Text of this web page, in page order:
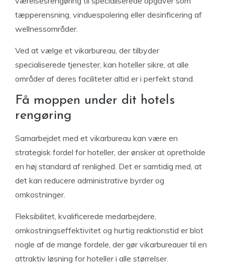
tæpperensning, vinduespolering eller desinficering af
wellnessområder.
Ved at vælge et vikarbureau, der tilbyder
specialiserede tjenester, kan hoteller sikre, at alle
områder af deres faciliteter altid er i perfekt stand.
Få moppen under dit hotels
rengøring
Samarbejdet med et vikarbureau kan være en
strategisk fordel for hoteller, der ønsker at opretholde
en høj standard af renlighed. Det er samtidig med, at
det kan reducere administrative byrder og
omkostninger.
Fleksibilitet, kvalificerede medarbejdere,
omkostningseffektivitet og hurtig reaktionstid er blot
nogle af de mange fordele, der gør vikarbureauer til en
attraktiv løsning for hoteller i alle størrelser.